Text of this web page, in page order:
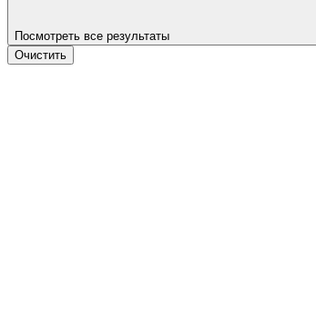
Посмотреть все результаты
Очистить